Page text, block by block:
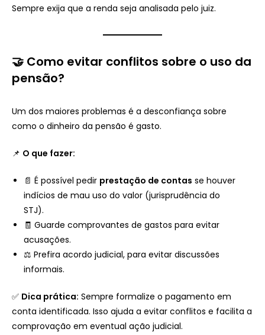
Sempre exija que a renda seja analisada pelo juiz.
🤝 Como evitar conflitos sobre o uso da
pensão?
Um dos maiores problemas é a desconfiança sobre
como o dinheiro da pensão é gasto.
📌 O que fazer:
📄 É possível pedir prestação de contas se houver
indícios de mau uso do valor (jurisprudência do
STJ).
🧾 Guarde comprovantes de gastos para evitar
acusações.
⚖️ Prefira acordo judicial, para evitar discussões
informais.
✅ Dica prática: Sempre formalize o pagamento em
conta identificada. Isso ajuda a evitar conflitos e facilita a
comprovação em eventual ação judicial.